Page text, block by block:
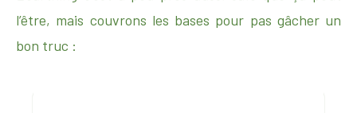
l’être, mais couvrons les bases pour pas gâcher un
bon truc :